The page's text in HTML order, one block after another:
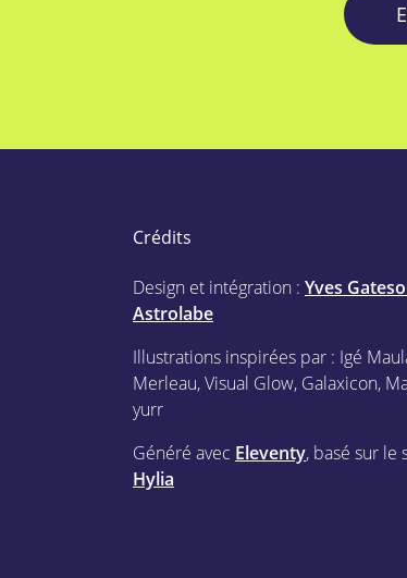
Crédits
Design et intégration : Yves
Astrolabe
Illustrations inspirées par : Igé
Merleau, Visual Glow, Galaxicon,
yurr
Généré avec Eleventy, basé sur le
Hylia